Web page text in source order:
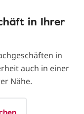
in Ihrer
in
auch in einer
Nähe.